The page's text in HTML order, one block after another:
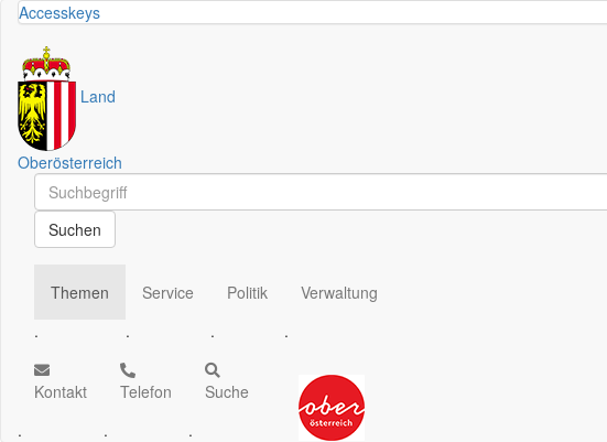
Accesskeys
Land
Oberösterreich
Schnellsuche
Schnellsuche
Suchen
Themen
.
Service
.
Politik
.
Verwaltung
.
Kontakt
.
Telefon
.
Suche
.